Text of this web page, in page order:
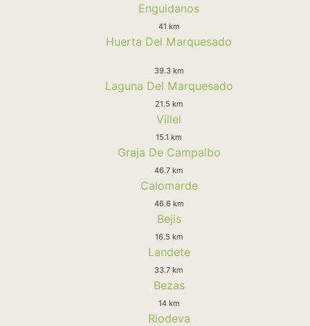
Enguidanos
41 km
Huerta Del Marquesado
39.3 km
Laguna Del Marquesado
21.5 km
Villel
15.1 km
Graja De Campalbo
46.7 km
Calomarde
46.6 km
Bejis
16.5 km
Landete
33.7 km
Bezas
14 km
Riodeva